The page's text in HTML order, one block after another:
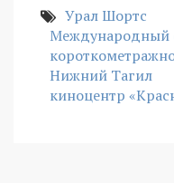
Урал Шортс
Международный
Нижний Тагил
киноцентр